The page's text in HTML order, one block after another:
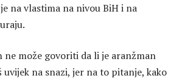
na vlastima na nivou BiH i na
ne može govoriti da li je aranžman
uvijek na snazi, jer na to pitanje, kako